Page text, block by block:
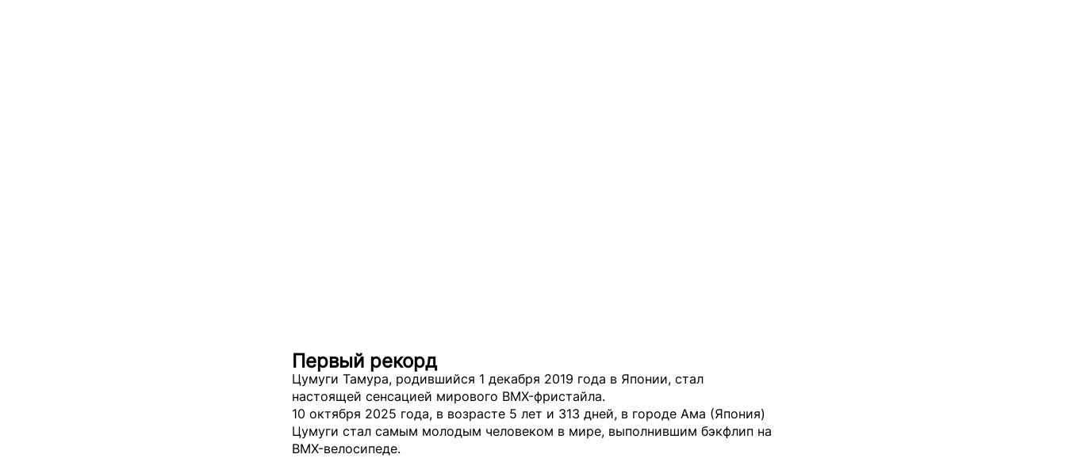
Первый рекорд
Цумуги Тамура, родившийся 1 декабря 2019 года в Японии, стал
настоящей сенсацией мирового BMX-фристайла.
10 октября 2025 года, в возрасте 5 лет и 313 дней, в городе Ама (Япония)
Цумуги стал самым молодым человеком в мире, выполнившим бэкфлип на
BMX-велосипеде.